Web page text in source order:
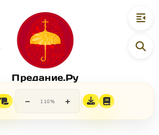
Предание.Ру
− 110% +